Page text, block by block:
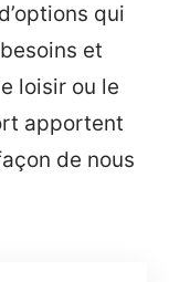
qui
et
loisir ou le
apportent
de nous